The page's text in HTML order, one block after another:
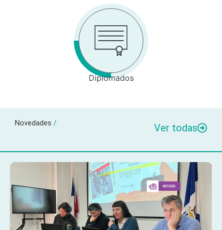
Diplomados
Novedades / Ver todas